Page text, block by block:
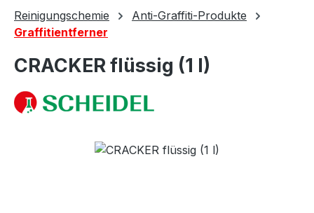
Reinigungschemie
Anti-Graffiti-Produkte
Graffitientferner
CRACKER flüssig (1 l)
Bildergalerie überspringen